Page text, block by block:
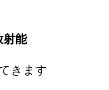
射能
きます